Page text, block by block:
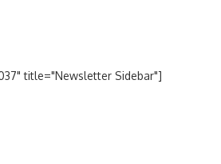
title="Newsletter Sidebar"]